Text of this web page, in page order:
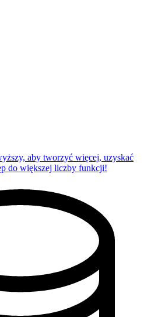
aby tworzyć więcej, uzyskać
do większej liczby funkcji!